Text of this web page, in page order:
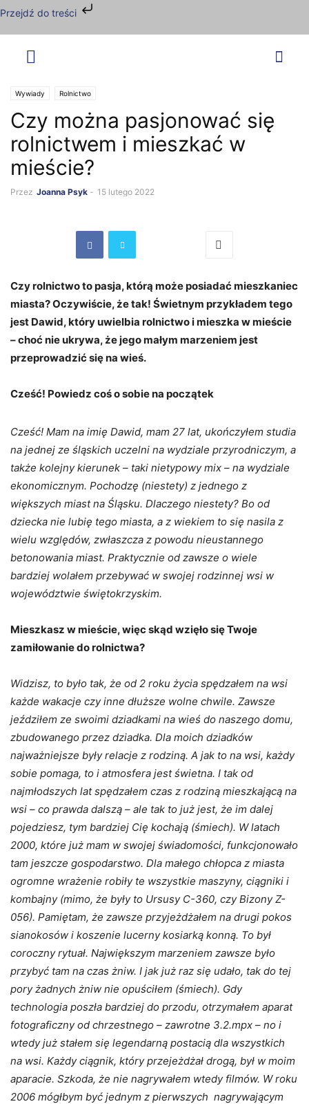
Przejdź do treści
Wywiady Rolnictwo
Czy można pasjonować się
rolnictwem i mieszkać w
mieście?
Przez Joanna Psyk - 15 lutego 2022
Czy rolnictwo to pasja, którą może posiadać mieszkaniec
miasta? Oczywiście, że tak! Świetnym przykładem tego
jest Dawid, który uwielbia rolnictwo i mieszka w mieście
– choć nie ukrywa, że jego małym marzeniem jest
przeprowadzić się na wieś.
Cześć! Powiedz coś o sobie na początek
Cześć! Mam na imię Dawid, mam 27 lat, ukończyłem studia
na jednej ze śląskich uczelni na wydziale przyrodniczym, a
także kolejny kierunek – taki nietypowy mix – na wydziale
ekonomicznym. Pochodzę (niestety) z jednego z
większych miast na Śląsku. Dlaczego niestety? Bo od
dziecka nie lubię tego miasta, a z wiekiem to się nasila z
wielu względów, zwłaszcza z powodu nieustannego
betonowania miast. Praktycznie od zawsze o wiele
bardziej wolałem przebywać w swojej rodzinnej wsi w
województwie świętokrzyskim.
Mieszkasz w mieście, więc skąd wzięło się Twoje
zamiłowanie do rolnictwa?
Widzisz, to było tak, że od 2 roku życia spędzałem na wsi
każde wakacje czy inne dłuższe wolne chwile. Zawsze
jeździłem ze swoimi dziadkami na wieś do naszego domu,
zbudowanego przez dziadka. Dla moich dziadków
najważniejsze były relacje z rodziną. A jak to na wsi, każdy
sobie pomaga, to i atmosfera jest świetna. I tak od
najmłodszych lat spędzałem czas z rodziną mieszkającą na
wsi – co prawda dalszą – ale tak to już jest, że im dalej
pojedziesz, tym bardziej Cię kochają (śmiech). W latach
2000, które już mam w swojej świadomości, funkcjonowało
tam jeszcze gospodarstwo. Dla małego chłopca z miasta
ogromne wrażenie robiły te wszystkie maszyny, ciągniki i
kombajny (mimo, że były to Ursusy C-360, czy Bizony Z-
056). Pamiętam, że zawsze przyjeżdżałem na drugi pokos
sianokosów i koszenie lucerny kosiarką konną. To był
coroczny rytuał. Największym marzeniem zawsze było
przybyć tam na czas żniw. I jak już raz się udało, tak do tej
pory żadnych żniw nie opuściłem (śmiech). Gdy
technologia poszła bardziej do przodu, otrzymałem aparat
fotograficzny od chrzestnego – zawrotne 3.2.mpx – no i
wtedy już stałem się legendarną postacią dla wszystkich
na wsi. Każdy ciągnik, który przejeżdżał drogą, był w moim
aparacie. Szkoda, że nie nagrywałem wtedy filmów. W roku
2006 mógłbym być jednym z pierwszych nagrywającym